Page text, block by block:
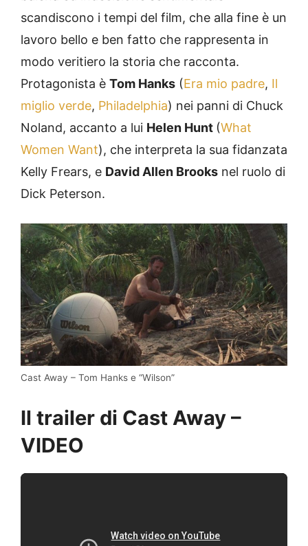
scandiscono i tempi del film, che alla fine è un
lavoro bello e ben fatto che rappresenta in
modo veritiero la storia che racconta.
Protagonista è Tom Hanks (Era mio padre, Il
miglio verde, Philadelphia) nei panni di Chuck
Noland, accanto a lui Helen Hunt (What
Women Want), che interpreta la sua fidanzata
Kelly Frears, e David Allen Brooks nel ruolo di
Dick Peterson.
Cast Away – Tom Hanks e “Wilson”
Il trailer di Cast Away –
VIDEO